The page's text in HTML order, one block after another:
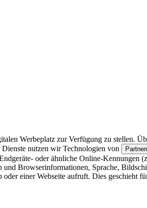
Werbeplatz zur Verfügung zu stellen.
nutzen wir Technologien von
oder ähnliche Online-Kennungen
Browserinformationen, Sprache,
einer Webseite aufruft. Dies geschieht